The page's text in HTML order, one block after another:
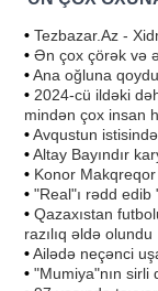
• Tezbazar.Az -
• Ən çox çörək və
•Ana oğluna
• 2024-cü ildəki
mindən çox insan
•Avqustun
•Altay Bayındır
• Konor Makqreqor
• "Real"ı rədd edib
• Qazaxıstan
razılıq əldə olundu
•Ailədə neçənci
• "Mumiya"nın sirli